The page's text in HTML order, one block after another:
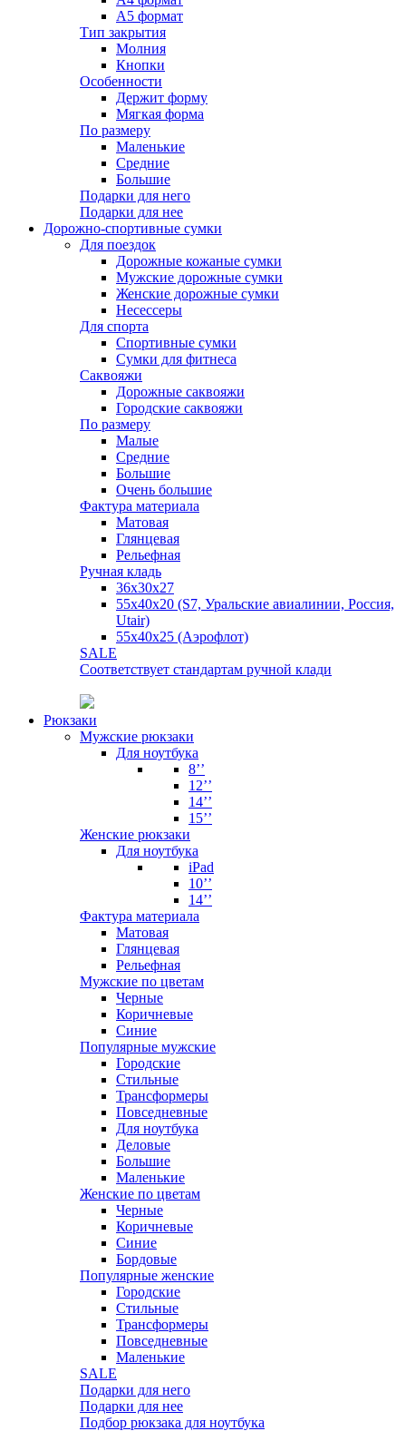
А5 формат
Тип закрытия
Молния
Кнопки
Особенности
Держит форму
Мягкая форма
По размеру
Маленькие
Средние
Большие
Подарки для него
Подарки для нее
Дорожно-спортивные сумки
Для поездок
Дорожные кожаные сумки
Мужские дорожные сумки
Женские дорожные сумки
Несессеры
Для спорта
Спортивные сумки
Сумки для фитнеса
Саквояжи
Дорожные саквояжи
Городские саквояжи
По размеру
Малые
Средние
Большие
Очень большие
Фактура материала
Матовая
Глянцевая
Рельефная
Ручная кладь
36х30x27
55х40х20 (S7, Уральские авиалинии, Россия,
Utair)
55х40х25 (Аэрофлот)
SALE
Соответствует стандартам ручной клади
Рюкзаки
Мужские рюкзаки
Для ноутбука
8’’
12’’
14’’
15’’
Женские рюкзаки
Для ноутбука
iPad
10’’
14’’
Фактура материала
Матовая
Глянцевая
Рельефная
Мужские по цветам
Черные
Коричневые
Синие
Популярные мужские
Городские
Стильные
Трансформеры
Повседневные
Для ноутбука
Деловые
Большие
Маленькие
Женские по цветам
Черные
Коричневые
Синие
Бордовые
Популярные женские
Городские
Стильные
Трансформеры
Повседневные
Маленькие
SALE
Подарки для него
Подарки для нее
Подбор рюкзака для ноутбука